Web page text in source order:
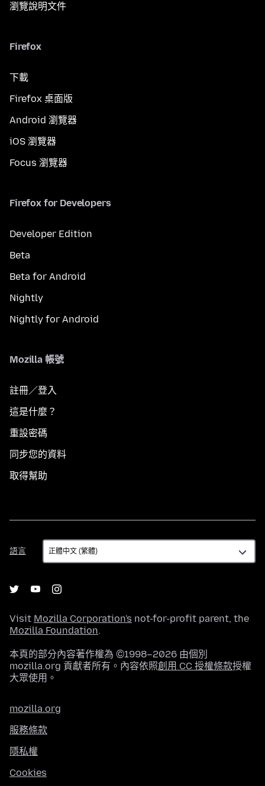
瀏覽說明文件
Firefox
下載
Firefox 桌面版
Android 瀏覽器
iOS 瀏覽器
Focus 瀏覽器
Firefox for Developers
Developer Edition
Beta
Beta for Android
Nightly
Nightly for Android
Mozilla 帳號
註冊／登入
這是什麼？
重設密碼
同步您的資料
取得幫助
語言
語
言
Visit Mozilla Corporation's not-for-profit parent, the
Mozilla Foundation.
本頁的部分內容著作權為 ©1998–2026 由個別
mozilla.org 貢獻者所有。內容依照創用 CC 授權條款授權
大眾使用。
mozilla.org
服務條款
隱私權
Cookies